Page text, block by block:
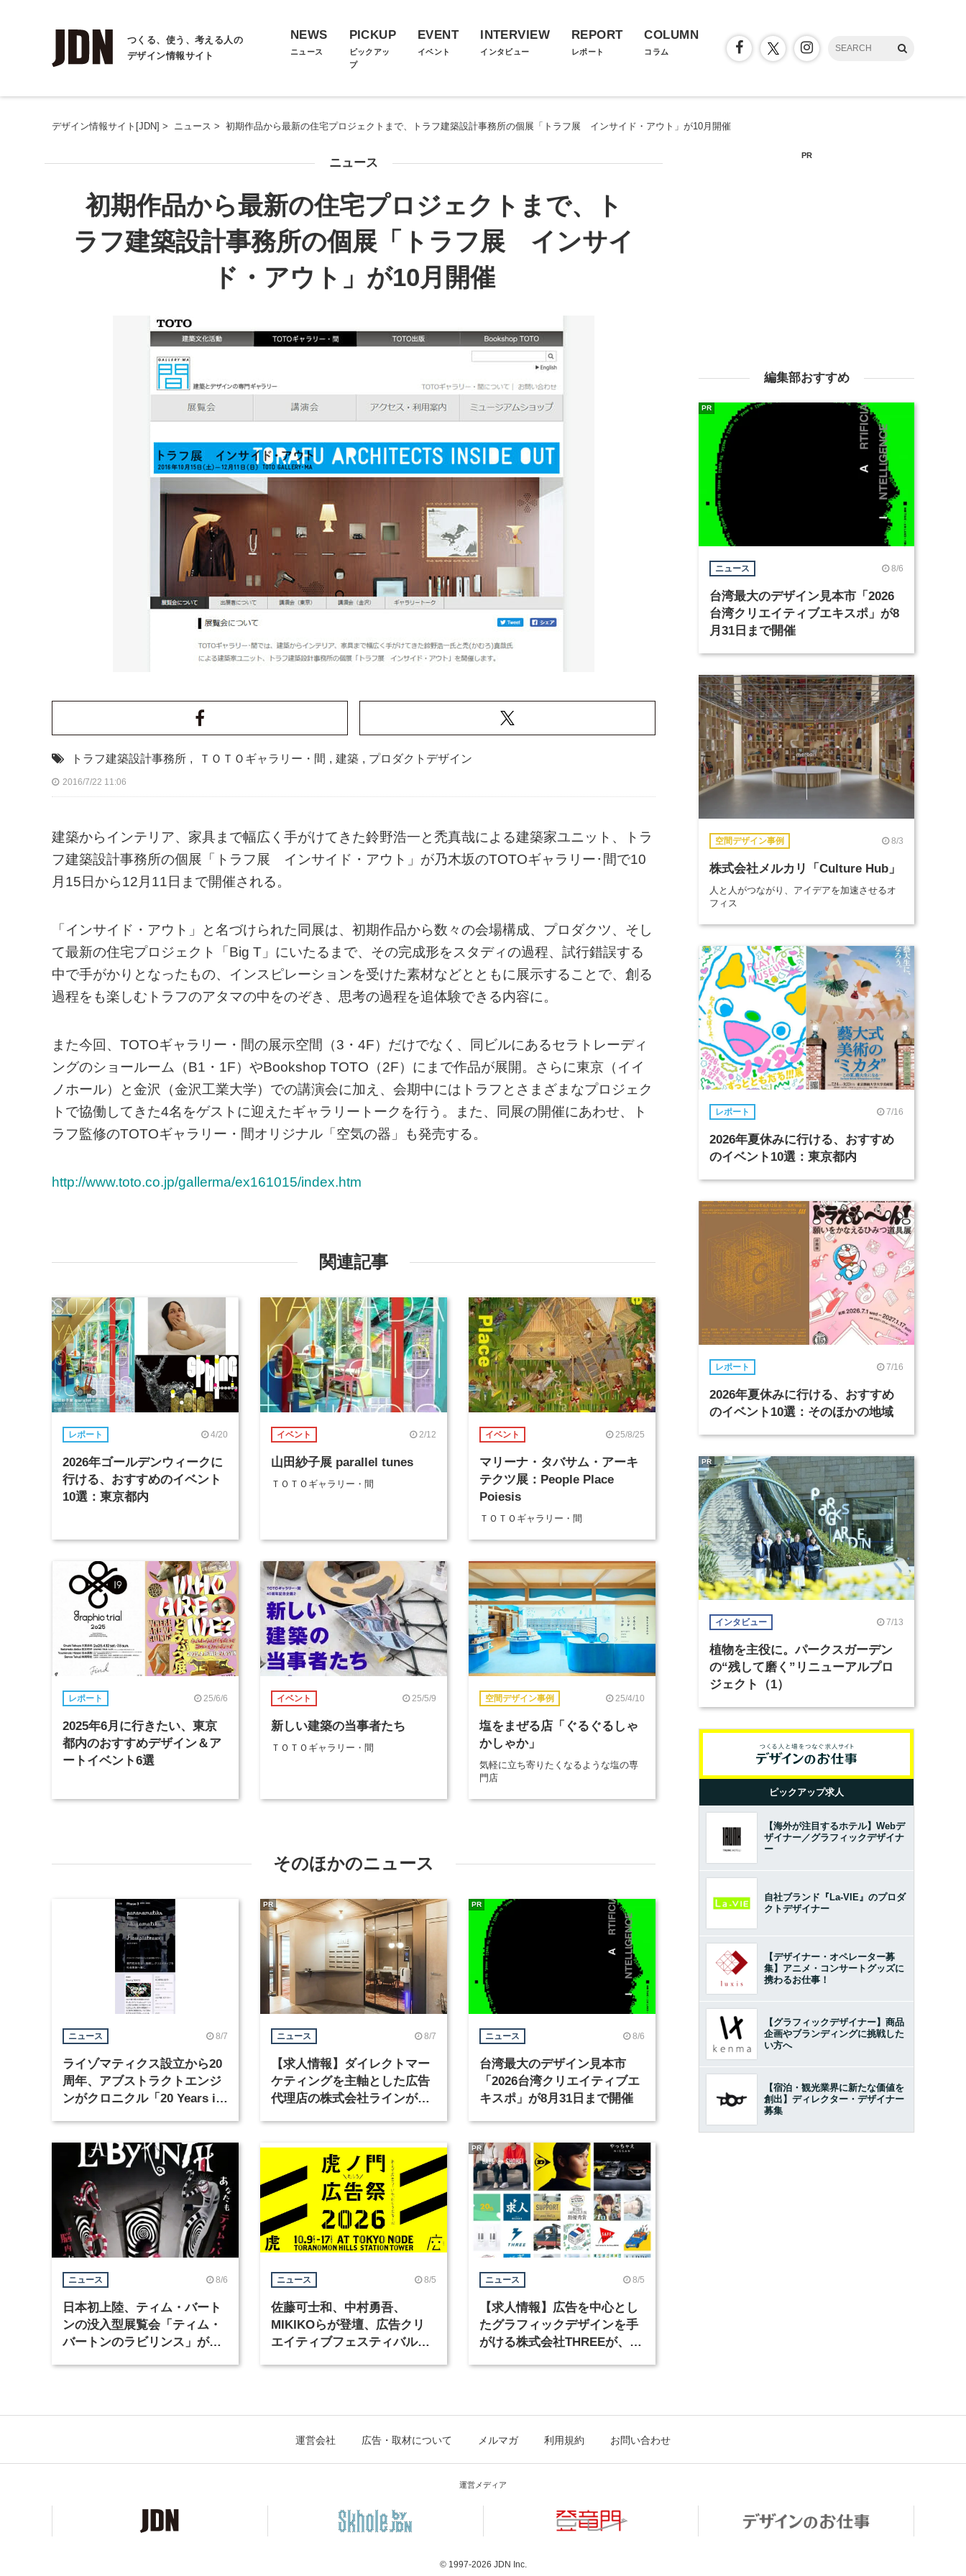
つくる、使う、考える人の
デザイン情報サイト
NEWS
ニュース
PICKUP
ピックアッ
プ
EVENT
イベント
INTERVIEW
インタビュー
REPORT
レポート
COLUMN
コラム
デザイン情報サイト[JDN] > ニュース > 初期作品から最新の住宅プロジェクトまで、トラフ建築設計事務所の個展「トラフ展 インサイド・アウト」が10月開催
ニュース
初期作品から最新の住宅プロジェクトまで、ト
ラフ建築設計事務所の個展「トラフ展 インサイ
ド・アウト」が10月開催
トラフ建築設計事務所 , ＴＯＴＯギャラリー・間 , 建築 , プロダクトデザイン
2016/7/22 11:06
建築からインテリア、家具まで幅広く手がけてきた鈴野浩一と禿真哉による建築家ユニット、トラ
フ建築設計事務所の個展「トラフ展 インサイド・アウト」が乃木坂のTOTOギャラリー･間で10
月15日から12月11日まで開催される。
「インサイド・アウト」と名づけられた同展は、初期作品から数々の会場構成、プロダクツ、そし
て最新の住宅プロジェクト「Big T」にいたるまで、その完成形をスタディの過程、試行錯誤する
中で手がかりとなったもの、インスピレーションを受けた素材などとともに展示することで、創る
過程をも楽しむトラフのアタマの中をのぞき、思考の過程を追体験できる内容に。
また今回、TOTOギャラリー・間の展示空間（3・4F）だけでなく、同ビルにあるセラトレーディ
ングのショールーム（B1・1F）やBookshop TOTO（2F）にまで作品が展開。さらに東京（イイ
ノホール）と金沢（金沢工業大学）での講演会に加え、会期中にはトラフとさまざまなプロジェク
トで協働してきた4名をゲストに迎えたギャラリートークを行う。また、同展の開催にあわせ、ト
ラフ監修のTOTOギャラリー・間オリジナル「空気の器」も発売する。
http://www.toto.co.jp/gallerma/ex161015/index.htm
関連記事
レポート 4/20
2026年ゴールデンウィークに
行ける、おすすめのイベント
10選：東京都内
イベント 2/12
山田紗子展 parallel tunes
ＴＯＴＯギャラリー・間
イベント 25/8/25
マリーナ・タバサム・アーキ
テクツ展：People Place
Poiesis
ＴＯＴＯギャラリー・間
レポート 25/6/6
2025年6月に行きたい、東京
都内のおすすめデザイン＆ア
ートイベント6選
イベント 25/5/9
新しい建築の当事者たち
ＴＯＴＯギャラリー・間
空間デザイン事例 25/4/10
塩をまぜる店「ぐるぐるしゃ
かしゃか」
気軽に立ち寄りたくなるような塩の専
門店
そのほかのニュース
ニュース 8/7
ライゾマティクス設立から20
周年、アブストラクトエンジ
ンがクロニクル「20 Years in
ニュース 8/7
【求人情報】ダイレクトマー
ケティングを主軸とした広告
代理店の株式会社ラインが、
PR
ニュース 8/6
台湾最大のデザイン見本市
「2026台湾クリエイティブエ
キスポ」が8月31日まで開催
PR
ニュース 8/6
日本初上陸、ティム・バート
ンの没入型展覧会「ティム・
バートンのラビリンス」が東
ニュース 8/5
佐藤可士和、中村勇吾、
MIKIKOらが登壇、広告クリ
エイティブフェスティバル
ニュース 8/5
【求人情報】広告を中心とし
たグラフィックデザインを手
がける株式会社THREEが、グ
PR
PR
編集部おすすめ
ニュース 8/6
台湾最大のデザイン見本市「2026
台湾クリエイティブエキスポ」が8
月31日まで開催
PR
空間デザイン事例 8/3
株式会社メルカリ「Culture Hub」
人と人がつながり、アイデアを加速させるオ
フィス
レポート 7/16
2026年夏休みに行ける、おすすめ
のイベント10選：東京都内
レポート 7/16
2026年夏休みに行ける、おすすめ
のイベント10選：そのほかの地域
インタビュー 7/13
植物を主役に。パークスガーデン
の“残して磨く”リニューアルプロ
ジェクト（1）
PR
ピックアップ求人
【海外が注目するホテル】Webデ
ザイナー／グラフィックデザイナ
ー
自社ブランド『La-VIE』のプロダ
クトデザイナー
【デザイナー・オペレーター募
集】アニメ・コンサートグッズに
携わるお仕事！
【グラフィックデザイナー】商品
企画やブランディングに挑戦した
い方へ
【宿泊・観光業界に新たな価値を
創出】ディレクター・デザイナー
募集
運営会社 広告・取材について メルマガ 利用規約 お問い合わせ
運営メディア
© 1997-2026 JDN Inc.